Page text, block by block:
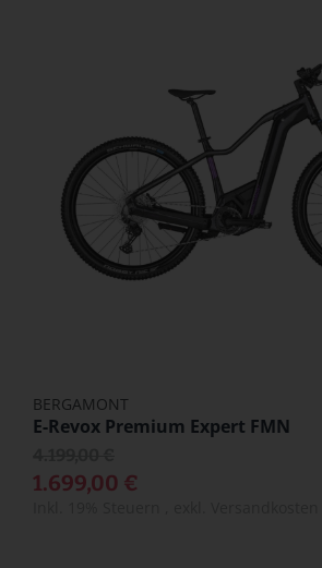
BERGAMONT
E-Revox Premium Expert FMN
1.699,00 €